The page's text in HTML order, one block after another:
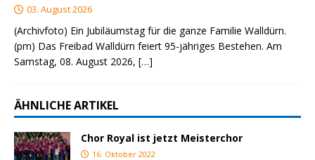
03. August 2026
(Archivfoto) Ein Jubiläumstag für die ganze Familie Walldürn.
(pm) Das Freibad Walldürn feiert 95-jähriges Bestehen. Am
Samstag, 08. August 2026, […]
ÄHNLICHE ARTIKEL
Chor Royal ist jetzt Meisterchor
16. Oktober 2022